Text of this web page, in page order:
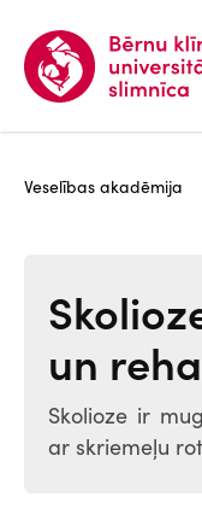
galveno
saturu
Veselības akadēmija
un
Skolioze ir
ar skriemeļu